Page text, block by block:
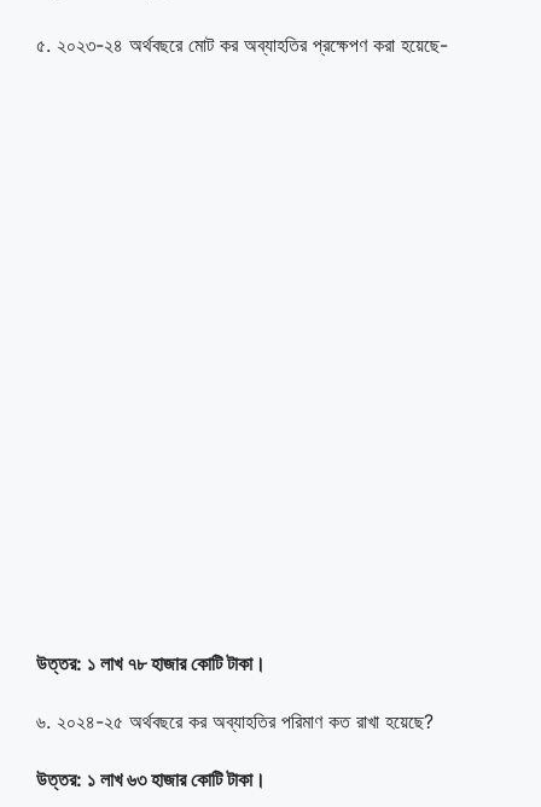
৫. ২০২৩-২৪ অর্থবছরে মোট কর অব্যাহতির প্রক্ষেপণ করা হয়েছে-
উত্তর: ১ লাখ ৭৮ হাজার কোটি টাকা।
৬. ২০২৪-২৫ অর্থবছরে কর অব্যাহতির পরিমাণ কত রাখা হয়েছে?
উত্তর: ১ লাখ ৬৩ হাজার কোটি টাকা।